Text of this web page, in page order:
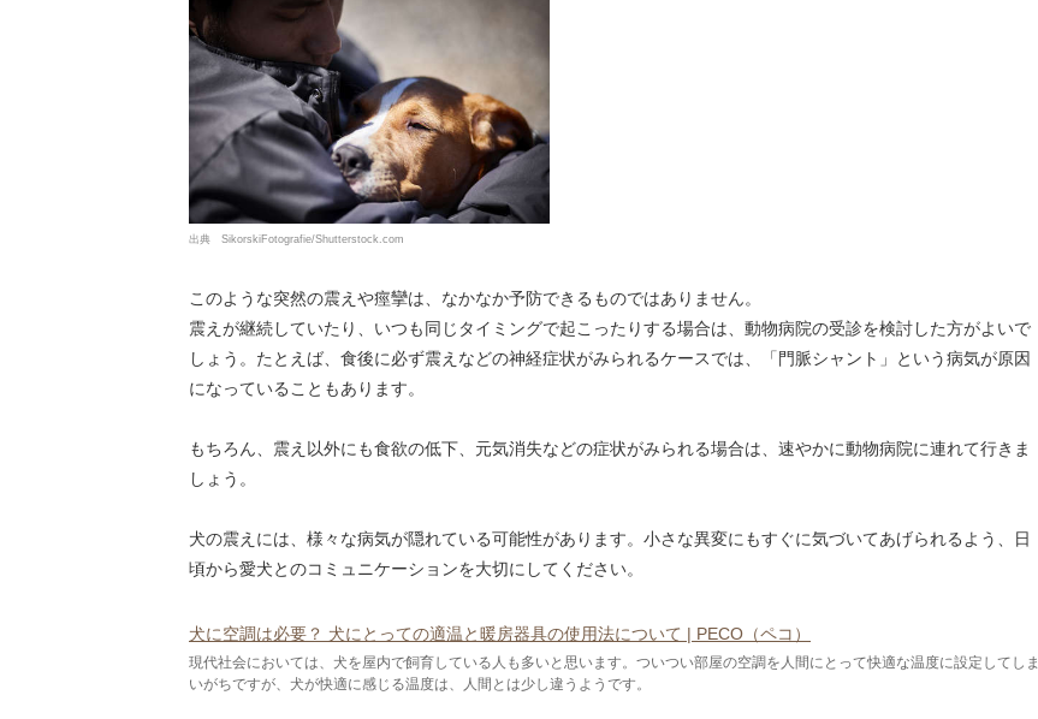
出典 SikorskiFotografie/Shutterstock.com
このような突然の震えや痙攣は、なかなか予防できるものではありません。
震えが継続していたり、いつも同じタイミングで起こったりする場合は、動物病院の受診を検討した方がよいで
しょう。たとえば、食後に必ず震えなどの神経症状がみられるケースでは、「門脈シャント」という病気が原因
になっていることもあります。
もちろん、震え以外にも食欲の低下、元気消失などの症状がみられる場合は、速やかに動物病院に連れて行きま
しょう。
犬の震えには、様々な病気が隠れている可能性があります。小さな異変にもすぐに気づいてあげられるよう、日
頃から愛犬とのコミュニケーションを大切にしてください。
犬に空調は必要？ 犬にとっての適温と暖房器具の使用法について | PECO（ペコ）
現代社会においては、犬を屋内で飼育している人も多いと思います。ついつい部屋の空調を人間にとって快適な温度に設定してしま
いがちですが、犬が快適に感じる温度は、人間とは少し違うようです。